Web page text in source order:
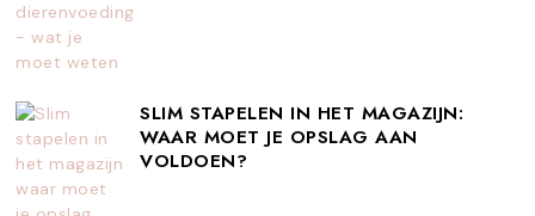
SLIM STAPELEN IN HET MAGAZIJN:
WAAR MOET JE OPSLAG AAN
VOLDOEN?